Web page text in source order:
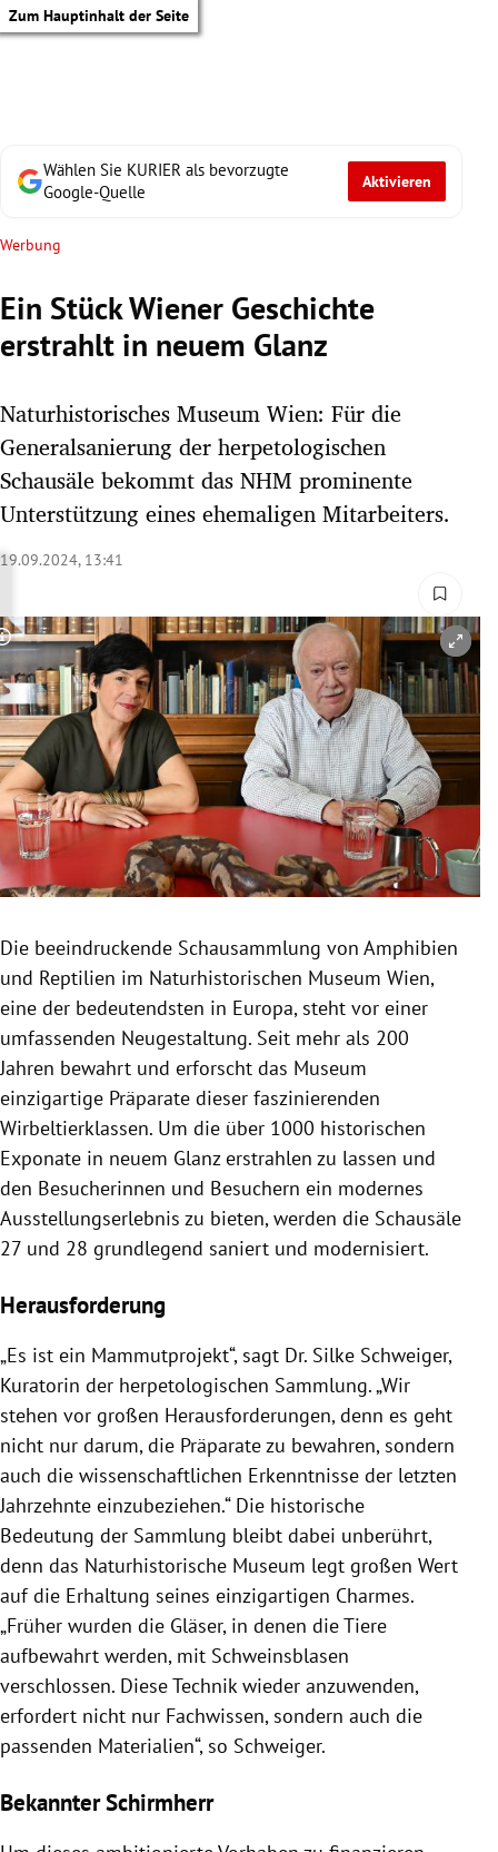
Zum Hauptinhalt der Seite
Untermenü
Untermenü
Untermenü
Untermenü
Untermenü
Untermenü
Untermenü
Untermenü
Untermenü
Untermenü
Wählen Sie KURIER als bevorzugte
Google-Quelle
Aktivieren
Werbung
Ein Stück Wiener Geschichte
erstrahlt in neuem Glanz
Naturhistorisches Museum Wien: Für die
Generalsanierung der herpetologischen
Schausäle bekommt das NHM prominente
Unterstützung eines ehemaligen Mitarbeiters.
19.09.2024, 13:41
Copyright-Hinweis öffnen/schließen
Die beeindruckende Schausammlung von Amphibien
und Reptilien im Naturhistorischen Museum Wien,
eine der bedeutendsten in Europa, steht vor einer
umfassenden Neugestaltung. Seit mehr als 200
Jahren bewahrt und erforscht das Museum
einzigartige Präparate dieser faszinierenden
Wirbeltierklassen. Um die über 1000 historischen
Exponate in neuem Glanz erstrahlen zu lassen und
den Besucherinnen und Besuchern ein modernes
Ausstellungserlebnis zu bieten, werden die Schausäle
27 und 28 grundlegend saniert und modernisiert.
Herausforderung
„Es ist ein Mammutprojekt“, sagt Dr. Silke Schweiger,
Kuratorin der herpetologischen Sammlung. „Wir
stehen vor großen Herausforderungen, denn es geht
nicht nur darum, die Präparate zu bewahren, sondern
auch die wissenschaftlichen Erkenntnisse der letzten
Jahrzehnte einzubeziehen.“ Die historische
Bedeutung der Sammlung bleibt dabei unberührt,
denn das Naturhistorische Museum legt großen Wert
auf die Erhaltung seines einzigartigen Charmes.
„Früher wurden die Gläser, in denen die Tiere
aufbewahrt werden, mit Schweinsblasen
verschlossen. Diese Technik wieder anzuwenden,
erfordert nicht nur Fachwissen, sondern auch die
passenden Materialien“, so Schweiger.
Bekannter Schirmherr